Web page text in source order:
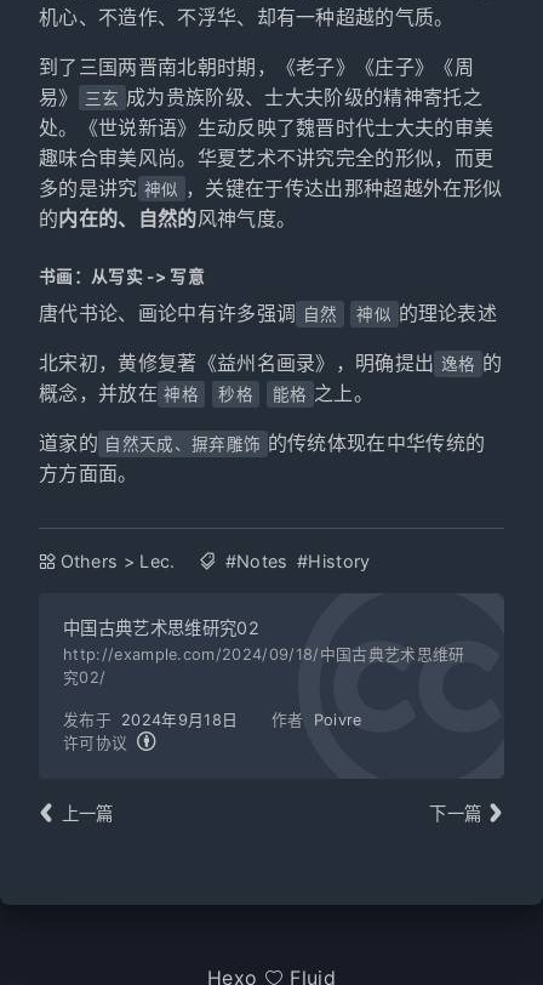
机心、不造作、不浮华、却有一种超越的气质。
到了三国两晋南北朝时期，《老子》《庄子》《周
易》
三玄 成为贵族阶级、士大夫阶级的精神寄托之
处。《世说新语》生动反映了魏晋时代士大夫的审美
趣味合审美风尚。华夏艺术不讲究完全的形似，而更
多的是讲究 神似
，关键在于传达出那种超越外在形似
的内在的、自然的风神气度。
书画：从写实 -> 写意
唐代书论、画论中有许多强调 自然 神似 的理论表述
北宋初，黄修复著《益州名画录》，明确提出 逸格 的
概念，并放在 神格 秒格 能格 之上。
道家的 自然天成、摒弃雕饰 的传统体现在中华传统的
方方面面。
Others > Lec. #Notes #History
中国古典艺术思维研究02
http://example.com/2024/09/18/中国古典艺术思维研
究02/
作者 Poivre
发布于
2024年9月18日
许可协议
上一篇 下一篇
Hexo Fluid